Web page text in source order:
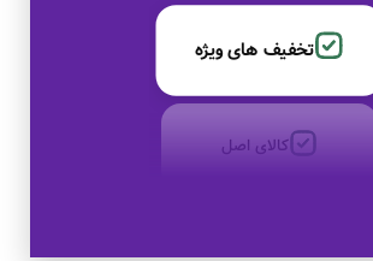
تخفیف های ویژه
کالای اصل